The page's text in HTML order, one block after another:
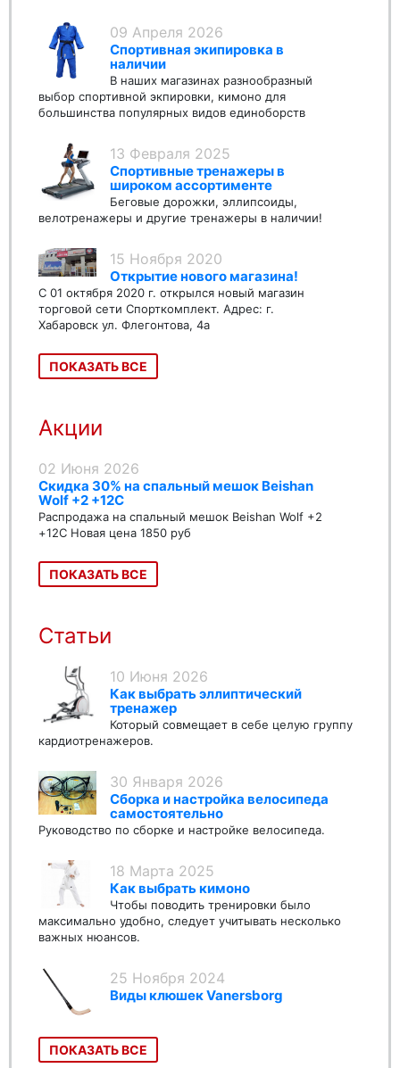
09 Апреля 2026
Спортивная экипировка в
наличии
В наших магазинах разнообразный
выбор спортивной экпировки, кимоно для
большинства популярных видов единоборств
13 Февраля 2025
Спортивные тренажеры в
широком ассортименте
Беговые дорожки, эллипсоиды,
велотренажеры и другие тренажеры в наличии!
15 Ноября 2020
Открытие нового магазина!
С 01 октября 2020 г. открылся новый магазин
торговой сети Спорткомплект. Адрес: г.
Хабаровск ул. Флегонтова, 4а
ПОКАЗАТЬ ВСЕ
Акции
02 Июня 2026
Скидка 30% на спальный мешок Beishan
Wolf +2 +12C
Распродажа на спальный мешок Beishan Wolf +2
+12C Новая цена 1850 руб
ПОКАЗАТЬ ВСЕ
Статьи
10 Июня 2026
Как выбрать эллиптический
тренажер
Который совмещает в себе целую группу
кардиотренажеров.
30 Января 2026
Сборка и настройка велосипеда
самостоятельно
Руководство по сборке и настройке велосипеда.
18 Марта 2025
Как выбрать кимоно
Чтобы поводить тренировки было
максимально удобно, следует учитывать несколько
важных нюансов.
25 Ноября 2024
Виды клюшек Vanersborg
ПОКАЗАТЬ ВСЕ